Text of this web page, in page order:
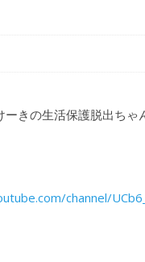
きの生活保護脱出ちゃ
channel/